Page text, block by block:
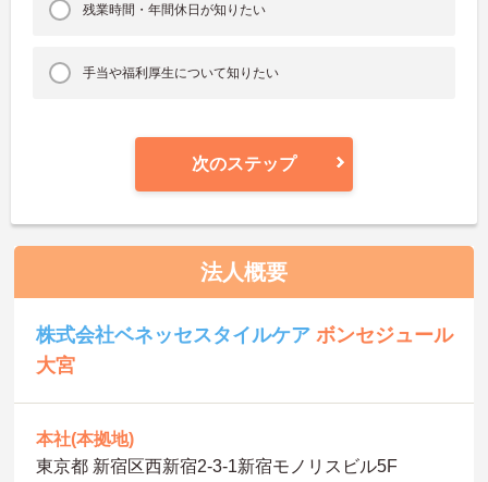
残業時間・年間休日が知りたい
手当や福利厚生について知りたい
次のステップ
法人概要
株式会社ベネッセスタイルケアボンセジュール
大宮
本社(本拠地)
東京都 新宿区西新宿2-3-1新宿モノリスビル5F